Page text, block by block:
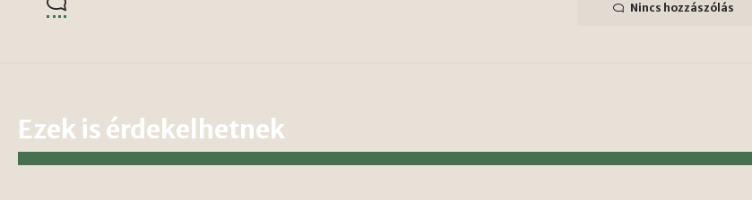
Nincs hozzászólás
Ezek is érdekelhetnek